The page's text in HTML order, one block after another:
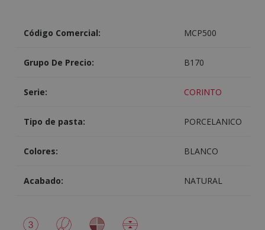
Código Comercial: MCP500
Grupo De Precio: B170
Serie: CORINTO
Tipo de pasta: PORCELANICO
Colores: BLANCO
Acabado: NATURAL